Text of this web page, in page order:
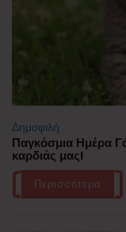
Δημοφιλή
Παγκόσμια Ημέρα
καρδιάς μας!
Περισσότερα